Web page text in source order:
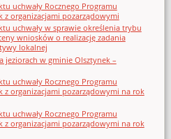
uchwały Rocznego Programu
z organizacjami pozarządowymi
uchwały w sprawie określenia trybu
wniosków o realizację zadania
lokalnej
jeziorach w gminie Olsztynek –
uchwały Rocznego Programu
z organizacjami pozarządowymi na rok
uchwały Rocznego Programu
z organizacjami pozarządowymi na rok